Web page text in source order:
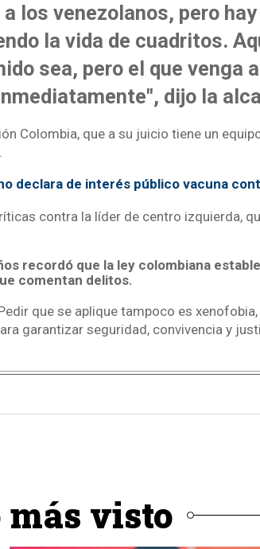
los venezolanos, pero
la vida de cuadritos.
sea, pero el que venga
dijo la
Colombia, que a su juicio tiene un
declara de interés público vacuna
contra la líder de centro izquierda,
recordó que la ley colombiana
comentan delitos.
que se aplique tampoco es
garantizar seguridad, convivencia y
más visto